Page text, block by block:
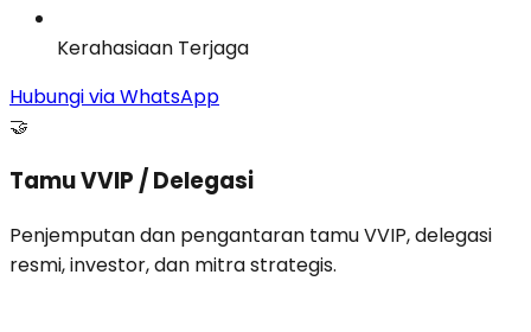
Kerahasiaan Terjaga
Hubungi via WhatsApp
🤝
Tamu VVIP / Delegasi
Penjemputan dan pengantaran tamu VVIP, delegasi
resmi, investor, dan mitra strategis.